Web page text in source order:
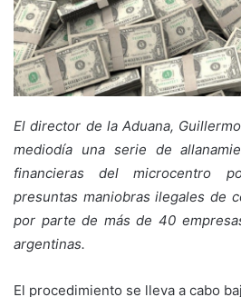
El director de la Aduana,
mediodía una serie de
financieras del microcentro
presuntas maniobras ilegales de
por parte de más de 40
argentinas.
El procedimiento se lleva a cabo